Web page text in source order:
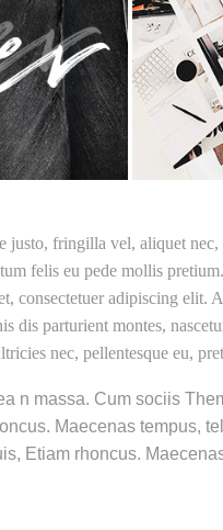
justo, fringilla vel, aliquet
felis eu pede mollis
consectetuer adipiscing elit.
dis parturient montes,
nec, pellentesque eu,
n massa. Cum sociis
Maecenas tempus,
Etiam rhoncus.